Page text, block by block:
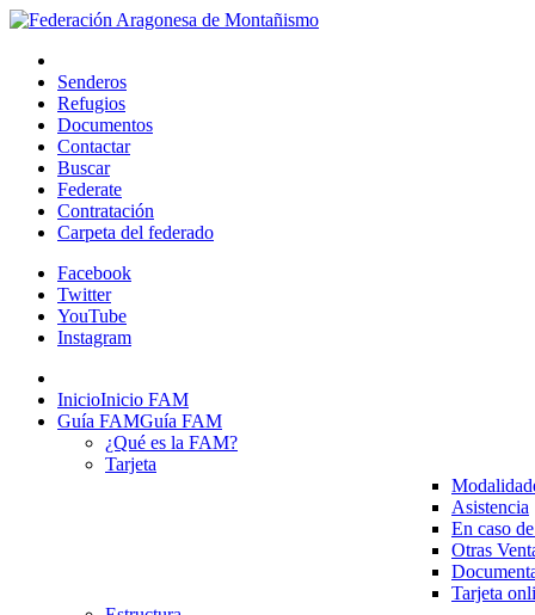
Senderos
Refugios
Documentos
Contactar
Buscar
Federate
Contratación
Carpeta del federado
Facebook
Twitter
YouTube
Instagram
InicioInicio FAM
Guía FAMGuía FAM
¿Qué es la FAM?
Tarjeta
Asistencia
En caso
Otras
Tarjeta